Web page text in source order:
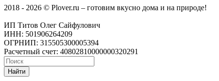
2018 - 2026 © Plover.ru – готовим вкусно дома и на природе!
ИП Титов Олег Сайфулович
ИНН: 501906264209
ОГРНИП: 315505300005394
Расчетный счет: 40802810000000320291
Найти